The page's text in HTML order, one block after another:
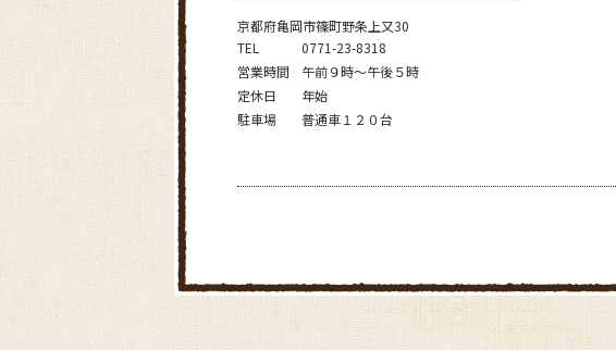
京都府亀岡市篠町野条上又30
TEL
0771-23-8318
営業時間
午前９時～午後５時
定休日
年始
駐車場
普通車１２０台